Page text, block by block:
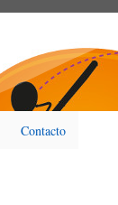
Contacto